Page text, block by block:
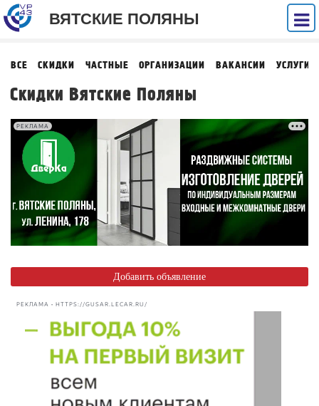
ВЯТСКИЕ ПОЛЯНЫ
ВСЕ СКИДКИ ЧАСТНЫЕ ОРГАНИЗАЦИИ ВАКАНСИИ УСЛУГИ
Скидки Вятские Поляны
РЕКЛАМА
Добавить объявление
РЕКЛАМА • HTTPS://GUSAR.LECAR.RU/